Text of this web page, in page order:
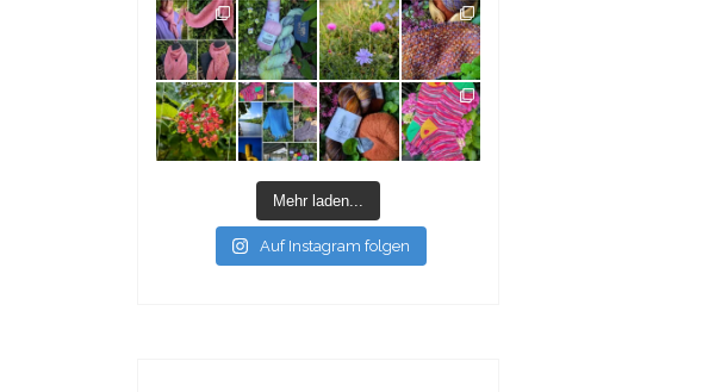
Mehr laden...
Auf Instagram folgen